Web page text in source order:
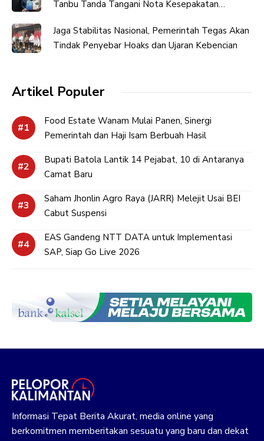
Tanbu Tanda Tangani Nota Kesepakatan
Jaga Stabilitas Nasional, Pemerintah Tegas Akan
Tindak Penyebar Hoaks dan Ujaran Kebencian
Artikel Populer
Food Estate Wanam Mulai Panen, Sinergi
Pemerintah dan Haji Isam Berbuah Hasil
Bupati Batola Lantik 14 Pejabat, 10 di Antaranya
Camat Baru
Saham Jhonlin Agro Raya (JARR) Melejit Usai BEI
Cabut Suspensi
EAS Gandeng NTT DATA untuk Implementasi
SAP, Siap Go Live 2026
Informasi Tepat Berita Akurat, media online yang
berkomitmen memberitakan sesuatu yang baru dan dekat